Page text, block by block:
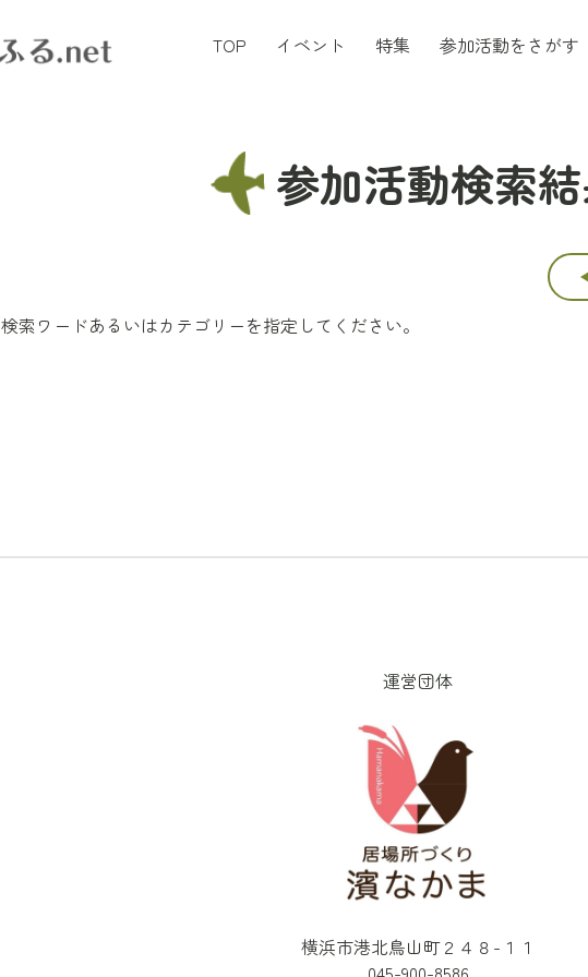
TOP イベント 特集 参加活動をさがす
参加活動検索
検索ワードあるいはカテゴリーを指定してください。
運営団体
横浜市港北鳥山町２４８-１１